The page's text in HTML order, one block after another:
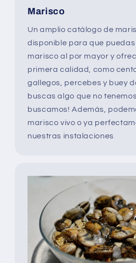
Marisco
Un amplio catálogo de
disponible para que
marisco al por mayor y
primera calidad, como
gallegos, percebes y buey
buscas algo que no
buscamos! Además,
marisco vivo o ya
nuestras instalaciones